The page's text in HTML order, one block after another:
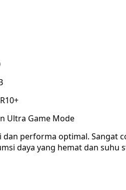
Ultra Game Mode
dan performa optimal. Sangat
daya yang hemat dan suhu